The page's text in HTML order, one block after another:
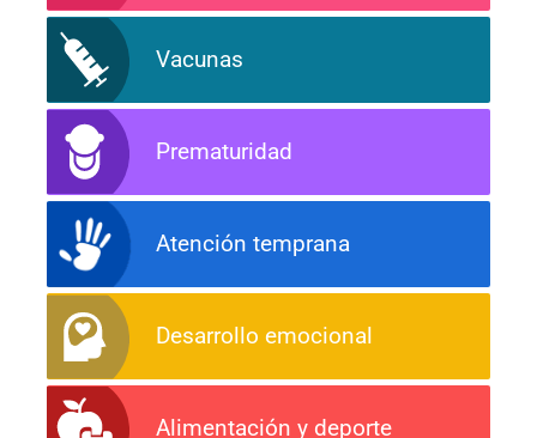
Vacunas
Prematuridad
Atención temprana
Desarrollo emocional
Alimentación y deporte